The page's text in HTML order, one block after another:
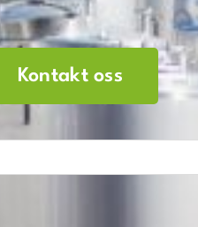
Kontakt oss